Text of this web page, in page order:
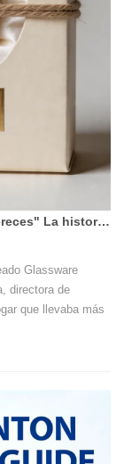
"No es necesario ajustar el precio: te lo mereces" La historia de Soleado Reorden de 50.000 piezas de cristalería y Anna
Glassware
directora de
que llevaba más
temporada, titulada